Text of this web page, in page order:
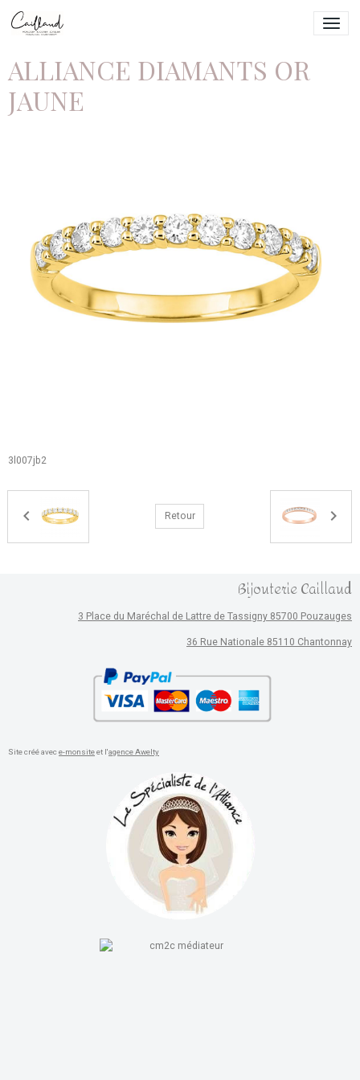
ALLIANCE DIAMANTS OR
JAUNE
3l007jb2
Retour
Bijouterie Caillaud
3 Place du Maréchal de Lattre de Tassigny 85700 Pouzauges
36 Rue Nationale 85110 Chantonnay
Site créé avece-monsiteet l'agence Awelty